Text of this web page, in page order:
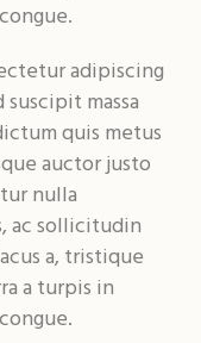
adipiscing
massa
quis metus
auctor justo
nulla
ac sollicitudin
a, tristique
a turpis in